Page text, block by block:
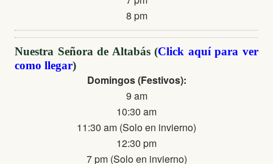
8 pm
Nuestra Señora de Altabás (Click aquí para ver
como llegar)
Domingos (Festivos):
9 am
10:30 am
11:30 am (Solo en invierno)
12:30 pm
7 pm (Solo en invierno)